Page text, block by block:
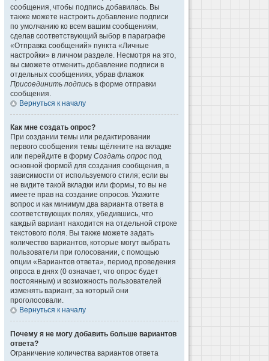
сообщения, чтобы подпись добавилась. Вы
также можете настроить добавление подписи
по умолчанию ко всем вашим сообщениям,
сделав соответствующий выбор в параграфе
«Отправка сообщений» пункта «Личные
настройки» в личном разделе. Несмотря на это,
вы сможете отменить добавление подписи в
отдельных сообщениях, убрав флажок
Присоединить подпись в форме отправки
сообщения.
Вернуться к началу
Как мне создать опрос?
При создании темы или редактировании
первого сообщения темы щёлкните на вкладке
или перейдите в форму Создать опрос под
основной формой для создания сообщения, в
зависимости от используемого стиля; если вы
не видите такой вкладки или формы, то вы не
имеете прав на создание опросов. Укажите
вопрос и как минимум два варианта ответа в
соответствующих полях, убедившись, что
каждый вариант находится на отдельной строке
текстового поля. Вы также можете задать
количество вариантов, которые могут выбрать
пользователи при голосовании, с помощью
опции «Вариантов ответа», период проведения
опроса в днях (0 означает, что опрос будет
постоянным) и возможность пользователей
изменять вариант, за который они
проголосовали.
Вернуться к началу
Почему я не могу добавить больше вариантов
ответа?
Ограничение количества вариантов ответа